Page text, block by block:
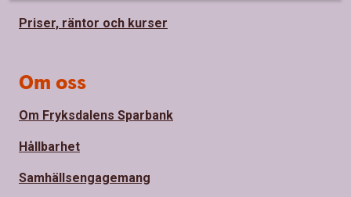
Priser, räntor och kurser
Om oss
Om Fryksdalens Sparbank
Hållbarhet
Samhällsengagemang